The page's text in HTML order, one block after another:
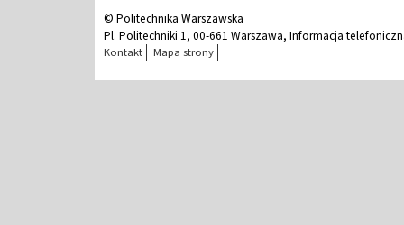
© Politechnika Warszawska
Pl. Politechniki 1, 00-661 Warszawa, Informacja
Kontakt Mapa strony